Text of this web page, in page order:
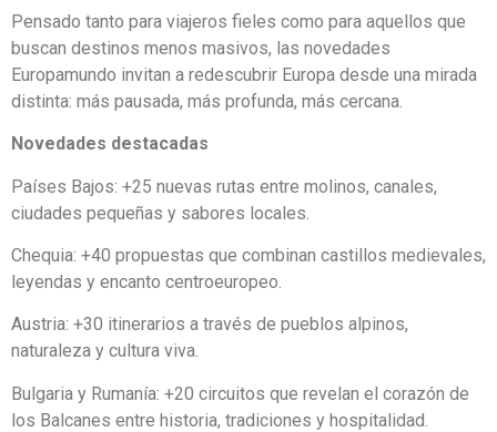
Pensado tanto para viajeros fieles como para aquellos que
buscan destinos menos masivos, las novedades
Europamundo invitan a redescubrir Europa desde una mirada
distinta: más pausada, más profunda, más cercana.
Novedades destacadas
Países Bajos: +25 nuevas rutas entre molinos, canales,
ciudades pequeñas y sabores locales.
Chequia: +40 propuestas que combinan castillos medievales,
leyendas y encanto centroeuropeo.
Austria: +30 itinerarios a través de pueblos alpinos,
naturaleza y cultura viva.
Bulgaria y Rumanía: +20 circuitos que revelan el corazón de
los Balcanes entre historia, tradiciones y hospitalidad.